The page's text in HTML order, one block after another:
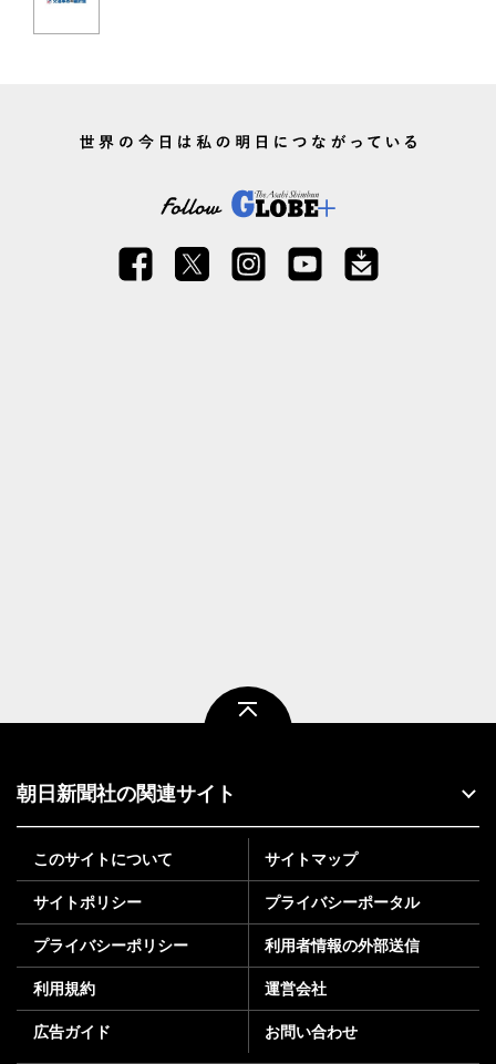
朝日新聞社の関連サイト
このサイトについて サイトマップ
サイトポリシー プライバシーポータル
プライバシーポリシー 利用者情報の外部送信
利用規約 運営会社
広告ガイド お問い合わせ